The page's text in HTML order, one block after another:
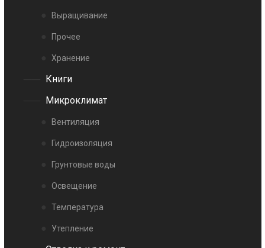
Выращивание
Прочее
Хранение
Книги
Микроклимат
Вентиляция
Гидроизоляция
Грунтовые воды
Освещение
Температура
Утепление